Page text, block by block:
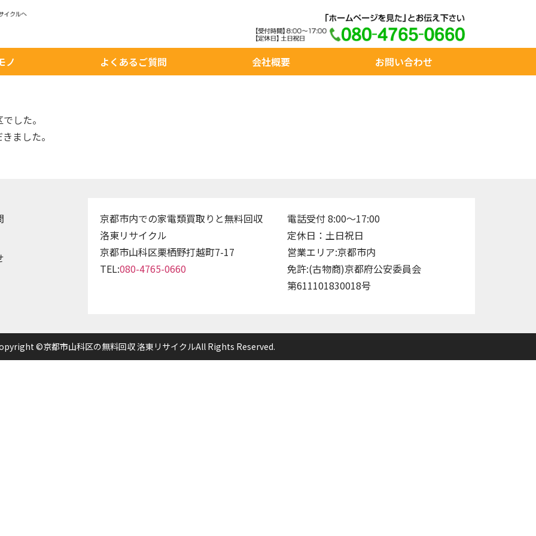
ノ よくあるご質問 会社概要 お問い合わせ
した。
ました。
京都市内での家電類買取りと無料回収
洛東リサイクル
京都市山科区栗栖野打越町7-17
TEL:080-4765-0660
電話受付 8:00～17:00
定休日：土日祝日
営業エリア:京都市内
免許:(古物商)京都府公安委員会
第611101830018号
©京都市山科区の無料回収 洛東リサイクルAll Rights Reserved.